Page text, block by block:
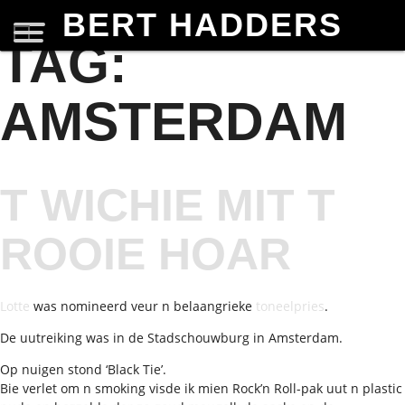
BERT HADDERS
TAG:
AMSTERDAM
T WICHIE MIT T
ROOIE HOAR
Lotte was nomineerd veur n belaangrieke toneelpries.
De uutreiking was in de Stadschouwburg in Amsterdam.
Op nuigen stond ‘Black Tie’.
Bie verlet om n smoking visde ik mien Rock’n Roll-pak uut n plastic